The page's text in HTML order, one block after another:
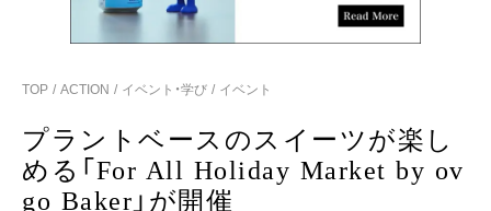
TOP ACTION イベント・学び イベント
プラントベースのスイーツが楽し
める「For All Holiday Market by ov
go Baker」が開催